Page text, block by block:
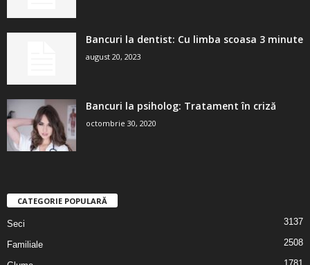
Bancuri la dentist: Cu limba scoasa 3 minute
august 20, 2023
Bancuri la psiholog: Tratament în criză
octombrie 30, 2020
CATEGORIE POPULARĂ
Seci 3137
Familiale 2508